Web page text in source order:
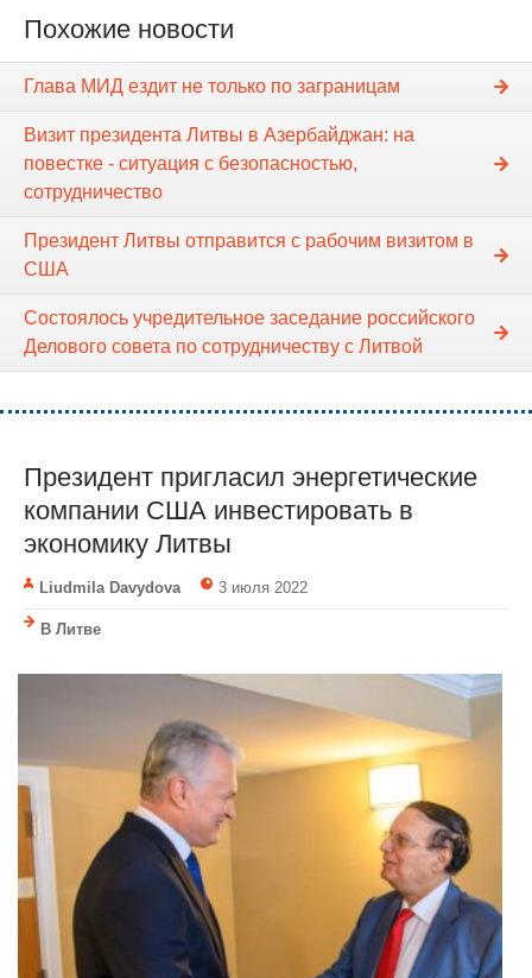
Похожие новости
Глава МИД ездит не только по заграницам
Визит президента Литвы в Азербайджан: на
повестке - ситуация с безопасностью,
сотрудничество
Президент Литвы отправится с рабочим визитом в
США
Состоялось учредительное заседание российского
Делового совета по сотрудничеству с Литвой
Президент пригласил энергетические
компании США инвестировать в
экономику Литвы
Liudmila Davydova 3 июля 2022
В Литве